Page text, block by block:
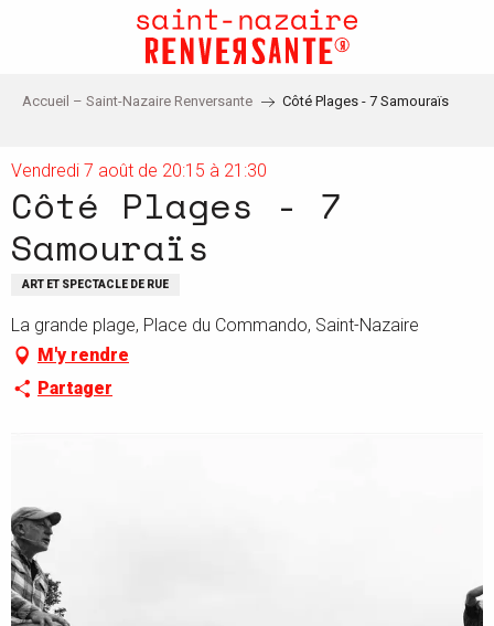
principal
Accueil – Saint-Nazaire Renversante Côté Plages - 7 Samouraïs
Vendredi 7 août de 20:15 à 21:30
Côté Plages - 7
Samouraïs
ART ET SPECTACLE DE RUE
La grande plage, Place du Commando, Saint-Nazaire
M'y rendre
Partager